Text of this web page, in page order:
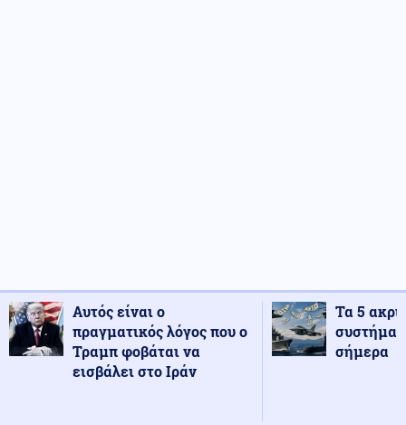
Αυτός είναι ο
πραγματικός λόγος που ο
Τραμπ φοβάται να
εισβάλει στο Ιράν
Τα 5
σήμερα